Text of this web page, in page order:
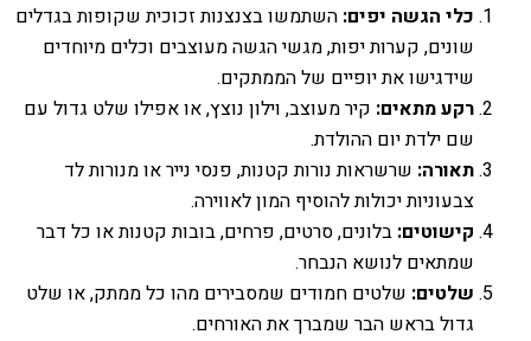
כלי הגשה יפים: השתמשו בצנצנות זכוכית שקופות בגדלים
שונים, קערות יפות, מגשי הגשה מעוצבים וכלים מיוחדים
שידגישו את יופיים של הממתקים.
רקע מתאים: קיר מעוצב, וילון נוצץ, או אפילו שלט גדול עם
שם ילדת יום ההולדת.
תאורה: שרשראות נורות קטנות, פנסי נייר או מנורות לד
צבעוניות יכולות להוסיף המון לאווירה.
קישוטים: בלונים, סרטים, פרחים, בובות קטנות או כל דבר
שמתאים לנושא הנבחר.
שלטים: שלטים חמודים שמסבירים מהו כל ממתק, או שלט
גדול בראש הבר שמברך את האורחים.